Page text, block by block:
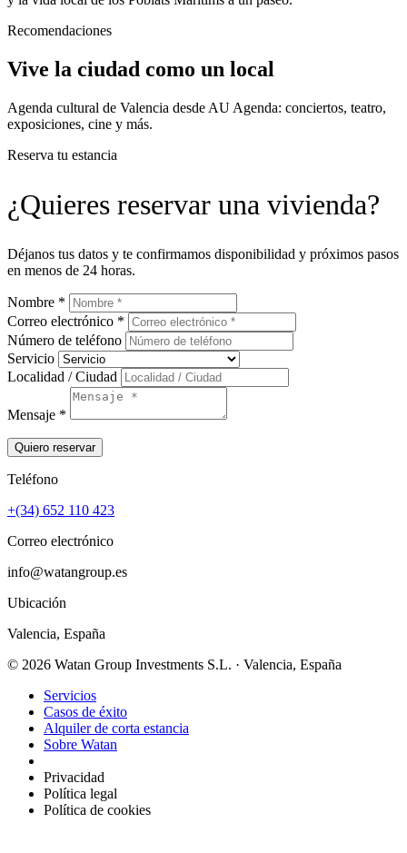
Recomendaciones
Vive la ciudad como un local
Agenda cultural de Valencia desde AU Agenda: conciertos, teatro,
exposiciones, cine y más.
Reserva tu estancia
¿Quieres reservar una vivienda?
Déjanos tus datos y te confirmamos disponibilidad y próximos pasos
en menos de 24 horas.
Nombre *
Correo electrónico *
Número de teléfono
Servicio
Localidad / Ciudad
Mensaje *
Quiero reservar
Teléfono
+(34) 652 110 423
Correo electrónico
info@watangroup.es
Ubicación
Valencia, España
© 2026 Watan Group Investments S.L. · Valencia, España
Servicios
Casos de éxito
Alquiler de corta estancia
Sobre Watan
Privacidad
Política legal
Política de cookies